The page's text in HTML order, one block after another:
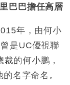
巴巴擔任高層
年，由何小
是UC優視聯
的何小鵬，
名字命名。